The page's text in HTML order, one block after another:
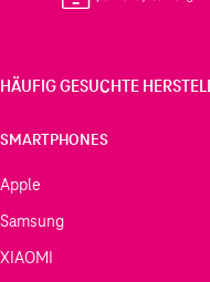
HÄUFIG GESUCHTE
SMARTPHONES
Apple
Samsung
XIAOMI